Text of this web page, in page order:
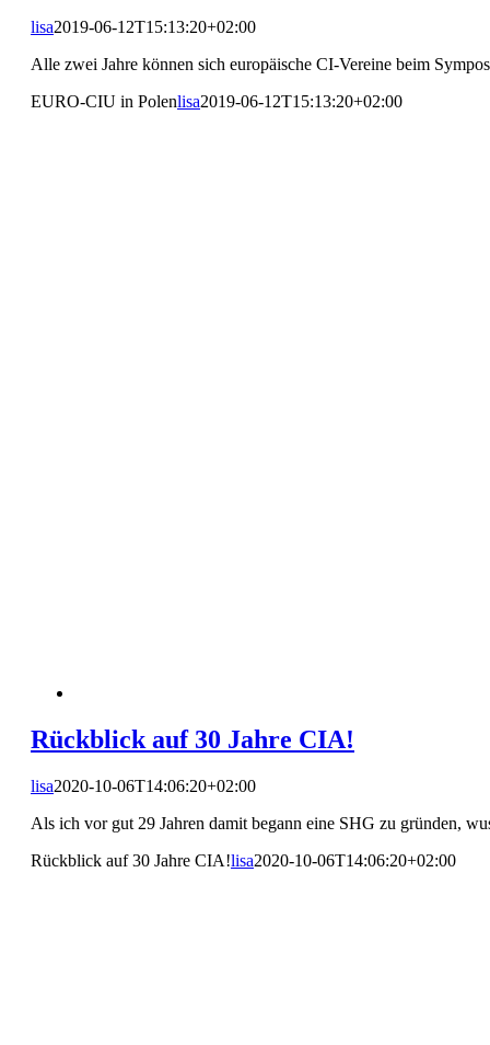
lisa2019-06-12T15:13:20+02:00
Alle zwei Jahre können sich europäische CI-Vereine beim
EURO-CIU in Polenlisa2019-06-12T15:13:20+02:00
Rückblick auf 30 Jahre CIA!
lisa2020-10-06T14:06:20+02:00
Als ich vor gut 29 Jahren damit begann eine SHG zu gründen,
Rückblick auf 30 Jahre CIA!lisa2020-10-06T14:06:20+02:00